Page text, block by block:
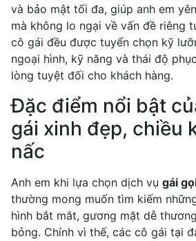
và bảo mật tối đa, giúp anh em
mà không lo ngại về vấn đề riêng
cô gái đều được tuyển chọn kỹ
ngoại hình, kỹ năng và thái độ
lòng tuyệt đối cho khách hàng.
Đặc điểm nổi bật
gái xinh đẹp, chiều
nấc
Anh em khi lựa chọn dịch vụ gái
thường mong muốn tìm kiếm
hình bắt mắt, gương mặt dễ
bỏng. Chính vì thế, các cô gái tại